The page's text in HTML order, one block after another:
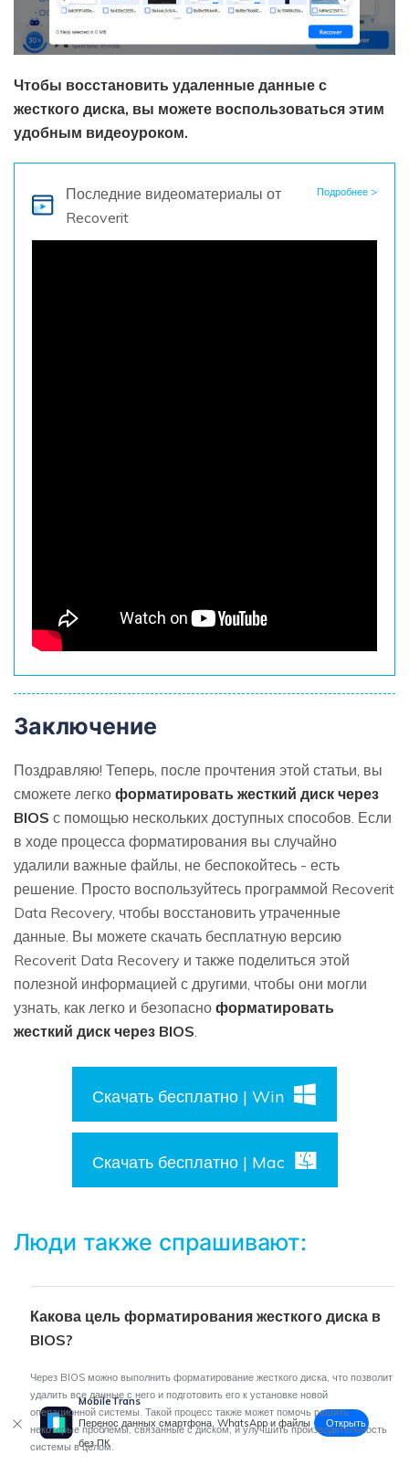
Чтобы восстановить удаленные данные с
жесткого диска, вы можете воспользоваться этим
удобным видеоуроком.
Последние видеоматериалы от
Recoverit
Подробнее >
Заключение
Поздравляю! Теперь, после прочтения этой статьи, вы
сможете легко форматировать жесткий диск через
BIOS с помощью нескольких доступных способов. Если
в ходе процесса форматирования вы случайно
удалили важные файлы, не беспокойтесь - есть
решение. Просто воспользуйтесь программой Recoverit
Data Recovery, чтобы восстановить утраченные
данные. Вы можете скачать бесплатную версию
Recoverit Data Recovery и также поделиться этой
полезной информацией с другими, чтобы они могли
узнать, как легко и безопасно форматировать
жесткий диск через BIOS
Скачать бесплатно | Win
Скачать бесплатно | Mac
Люди также спрашивают:
Какова цель форматирования жесткого диска в
BIOS?
Через BIOS можно выполнить форматирование жесткого диска, что позволит
удалить все данные с него и подготовить его к установке новой
операционной системы. Такой процесс также может помочь решить
некоторые проблемы, связанные с диском, и улучшить производительность
системы в целом.
MobileTrans
Перенос данных смартфона, WhatsApp и файлы
без ПК
Открыть